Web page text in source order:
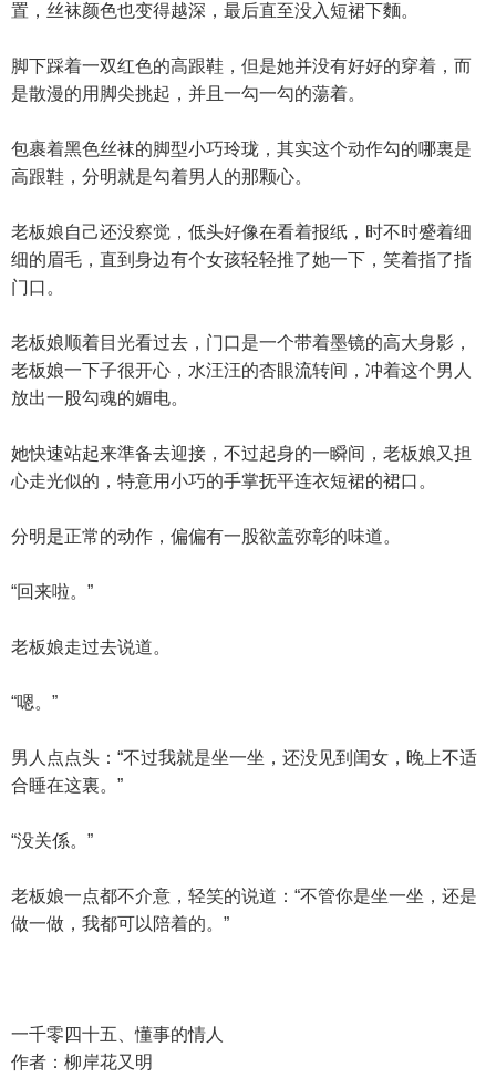
置，丝袜颜色也变得越深，最后直至没入短裙下麵。
脚下踩着一双红色的高跟鞋，但是她并没有好好的穿着，而
是散漫的用脚尖挑起，并且一勾一勾的蕩着。
包裹着黑色丝袜的脚型小巧玲珑，其实这个动作勾的哪裏是
高跟鞋，分明就是勾着男人的那颗心。
老板娘自己还没察觉，低头好像在看着报纸，时不时蹙着细
细的眉毛，直到身边有个女孩轻轻推了她一下，笑着指了指
门口。
老板娘顺着目光看过去，门口是一个带着墨镜的高大身影，
老板娘一下子很开心，水汪汪的杏眼流转间，冲着这个男人
放出一股勾魂的媚电。
她快速站起来準备去迎接，不过起身的一瞬间，老板娘又担
心走光似的，特意用小巧的手掌抚平连衣短裙的裙口。
分明是正常的动作，偏偏有一股欲盖弥彰的味道。
“回来啦。”
老板娘走过去说道。
“嗯。”
男人点点头：“不过我就是坐一坐，还没见到闺女，晚上不适
合睡在这裏。”
“没关係。”
老板娘一点都不介意，轻笑的说道：“不管你是坐一坐，还是
做一做，我都可以陪着的。”
一千零四十五、懂事的情人
作者：柳岸花又明